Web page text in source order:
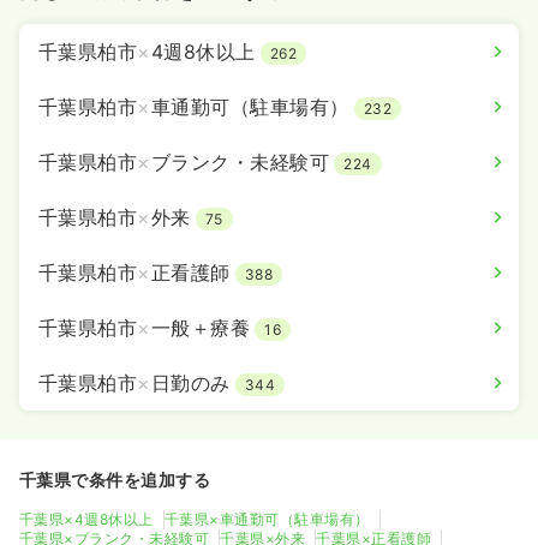
千葉県柏市× 4週8休以上 262
千葉県柏市×車通勤可（駐車場有） 232
千葉県柏市× ブランク・未経験可 224
千葉県柏市×外来 75
千葉県柏市× 正看護師 388
千葉県柏市×一般＋療養 16
千葉県柏市× 日勤のみ 344
千葉県で条件を追加する
千葉県×4週8休以上
千葉県×車通勤可（駐車場有）
千葉県×ブランク・未経験可
千葉県×外来
千葉県×正看護師